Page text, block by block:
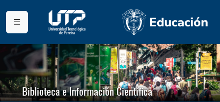
Biblioteca e Información Científica